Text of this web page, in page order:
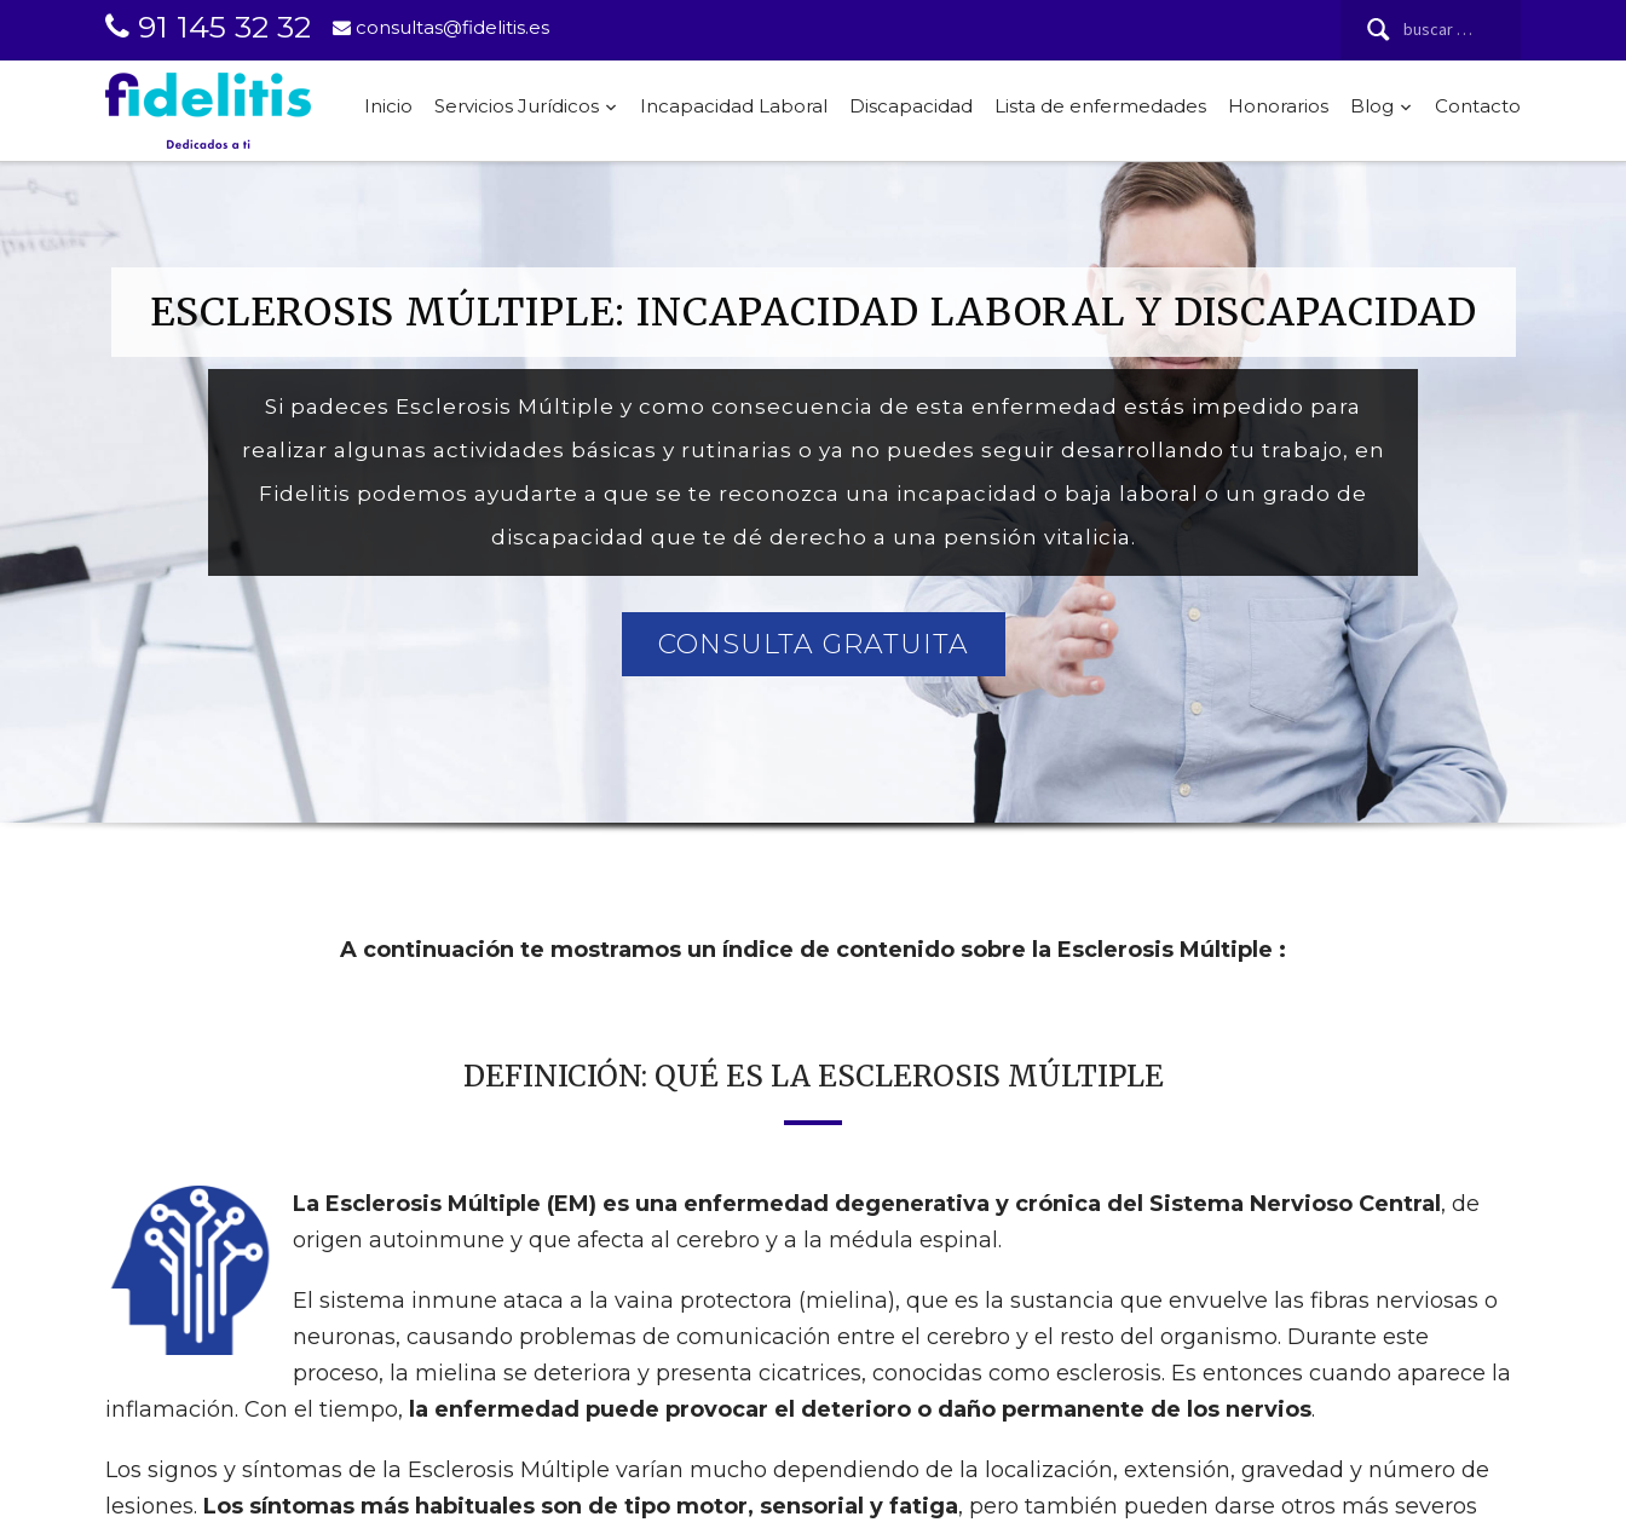
Buscar:
91 145 32 32 consultas@fidelitis.es
Inicio Servicios Jurídicos Incapacidad Laboral Discapacidad Lista de enfermedades Honorarios Blog Contacto
ESCLEROSIS MÚLTIPLE: INCAPACIDAD LABORAL Y DISCAPACIDAD
Si padeces Esclerosis Múltiple y como consecuencia de esta enfermedad estás impedido para
realizar algunas actividades básicas y rutinarias o ya no puedes seguir desarrollando tu trabajo, en
Fidelitis podemos ayudarte a que se te reconozca una incapacidad o baja laboral o un grado de
discapacidad que te dé derecho a una pensión vitalicia.
CONSULTA GRATUITA
A continuación te mostramos un índice de contenido sobre la Esclerosis Múltiple :
DEFINICIÓN: QUÉ ES LA ESCLEROSIS MÚLTIPLE
La Esclerosis Múltiple (EM) es una enfermedad degenerativa y crónica del Sistema Nervioso Central , de
origen autoinmune y que afecta al cerebro y a la médula espinal.
El sistema inmune ataca a la vaina protectora (mielina), que es la sustancia que envuelve las fibras nerviosas o
neuronas, causando problemas de comunicación entre el cerebro y el resto del organismo. Durante este
proceso, la mielina se deteriora y presenta cicatrices, conocidas como esclerosis. Es entonces cuando aparece la
inflamación. Con el tiempo, la enfermedad puede provocar el deterioro o daño permanente de los nervios.
Los signos y síntomas de la Esclerosis Múltiple varían mucho dependiendo de la localización, extensión, gravedad y número de
lesiones. Los síntomas más habituales son de tipo motor, sensorial y fatiga, pero también pueden darse otros más severos